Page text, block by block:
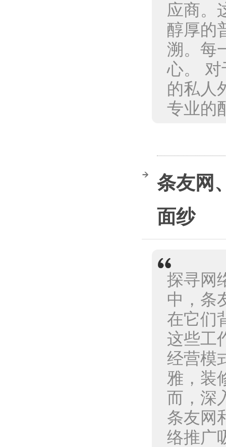
应商。
醇厚的
溯。每
心。
的私人
专业的
条友网
面纱
探寻网
中，条
在它们
这些工
经营模
雅，装
而，深
条友网
络推广